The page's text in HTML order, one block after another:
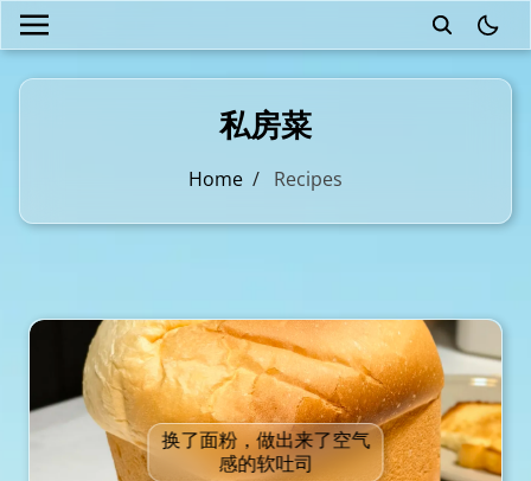
私房菜
Home / Recipes
换了面粉，做出来了空气
感的软吐司